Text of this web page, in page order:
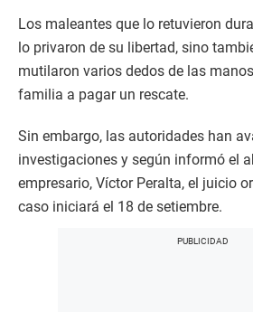
Los maleantes que lo retuvieron
lo privaron de su libertad, sino
mutilaron varios dedos de las
familia a pagar un rescate.
Sin embargo, las autoridades han
investigaciones y según informó el
empresario, Víctor Peralta, el juicio
caso iniciará el 18 de setiembre.